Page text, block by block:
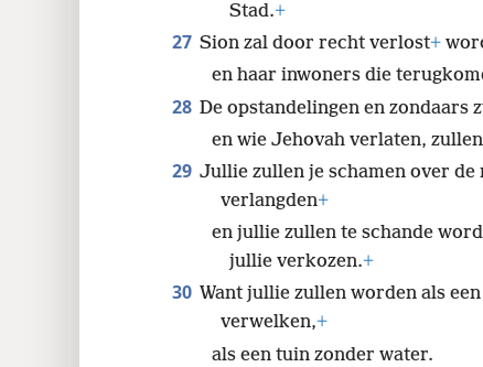
Stad.+
27 Sion zal door recht verlost+
en haar inwoners die
28 De opstandelingen en
en wie Jehovah verlaten,
29 Jullie zullen je schamen over
verlangden+
en jullie zullen te schande
jullie verkozen.+
30 Want jullie zullen worden als
verwelken,+
als een tuin zonder water.